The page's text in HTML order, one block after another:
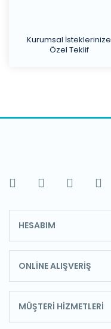
Kurumsal İsteklerinize
Özel Teklif
HESABIM
ONLİNE ALIŞVERİŞ
MÜŞTERİ HİZMETLERİ